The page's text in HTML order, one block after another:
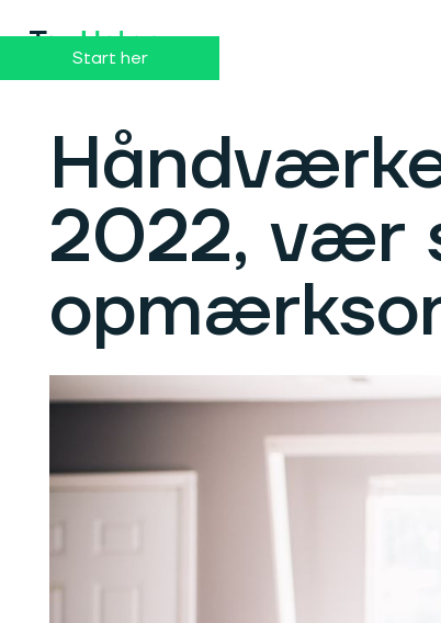
Start her
2022, vær